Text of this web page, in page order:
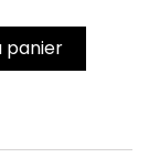
panier